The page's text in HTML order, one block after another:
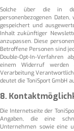
Solche über die in
personenbezogenen
gespeichert und
Inhalt zukünftiger
anzupassen. Diese
Betroffene Personen sind
Double-Opt-In-Verfahren
einem Widerruf werden
Verarbeitung
deutet die ToniSport GmbH
8.
Die Internetseite der
Angaben, die eine
Unternehmen sowie eine